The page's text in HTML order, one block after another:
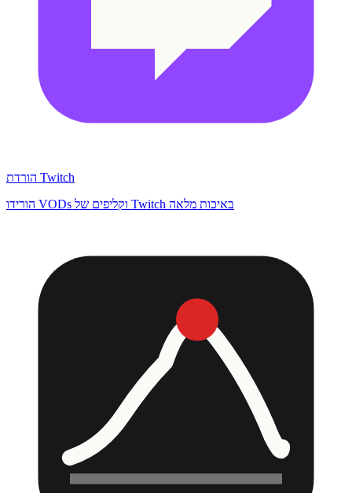
הורדת Twitch
הורידו VODs וקליפים של Twitch באיכות מלאה